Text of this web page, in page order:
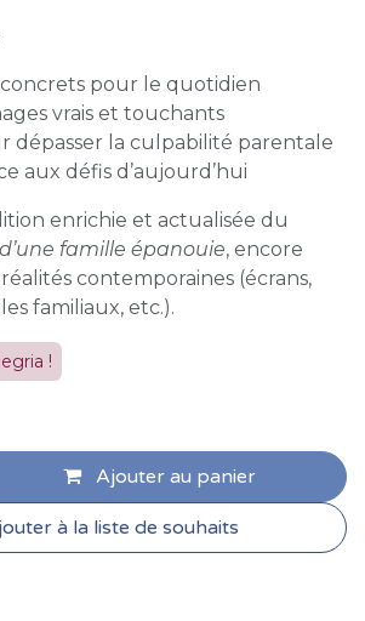
concrets pour le quotidien
vrais et touchants
dépasser la culpabilité parentale
aux défis d’aujourd’hui
enrichie et actualisée du
famille épanouie, encore
contemporaines (écrans,
familiaux, etc.).
!
Ajouter au panier
à la liste de souhaits